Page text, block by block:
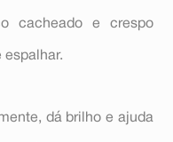
cacheado e crespo
espalhar.
dá brilho e ajuda